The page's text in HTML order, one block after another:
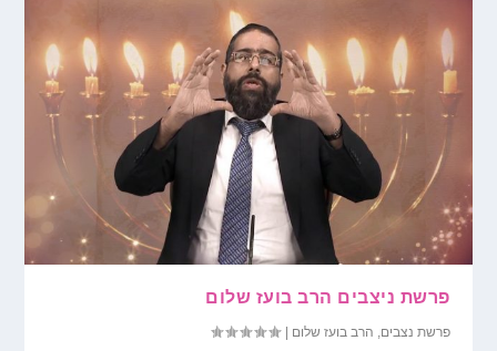
פרשת ניצבים הרב בועז שלום
פרשת נצבים, הרב בועז שלום |